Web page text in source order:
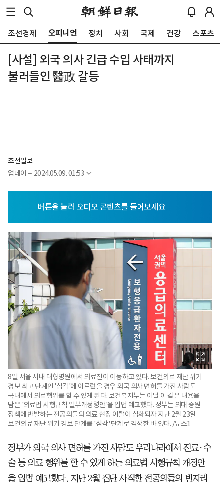
조선경제 오피니언 정치 사회 국제 건강 스포츠
[사설] 외국 의사 긴급 수입 사태까지
불러들인 醫政 갈등
조선일보
업데이트 2024.05.09. 01:53
8일 서울 시내 대형병원에서 의료진이 이동하고 있다. 보건의료 재난 위기
경보 최고 단계인 '심각'에 이르렀을 경우 외국 의사 면허를 가진 사람도
국내에서 의료행위를 할 수 있게 된다. 보건복지부는 이날 이 같은 내용을
담은 '의료법 시행규칙 일부개정령안'을 입법 예고했다. 정부는 의대 증원
정책에 반발하는 전공의들의 의료 현장 이탈이 심화되자 지난 2월 23일
보건의료 재난 위기 경보 단계를 '심각' 단계로 격상한 바 있다. /뉴스1
정부가 외국 의사 면허를 가진 사람도 우리나라에서 진료·수
술 등 의료 행위를 할 수 있게 하는 의료법 시행규칙 개정안
을 입법 예고했다. 지난 2월 집단 사직한 전공의들의 빈자리